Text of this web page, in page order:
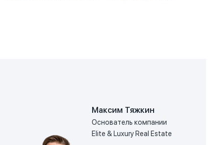
Максим Тяжкин
Основатель компании
Elite & Luxury Real Estate